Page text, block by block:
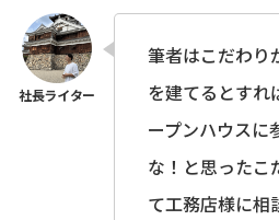
筆者はこだわり
を建てるとすれ
ープンハウスに
な！と思ったこ
て工務店様に相